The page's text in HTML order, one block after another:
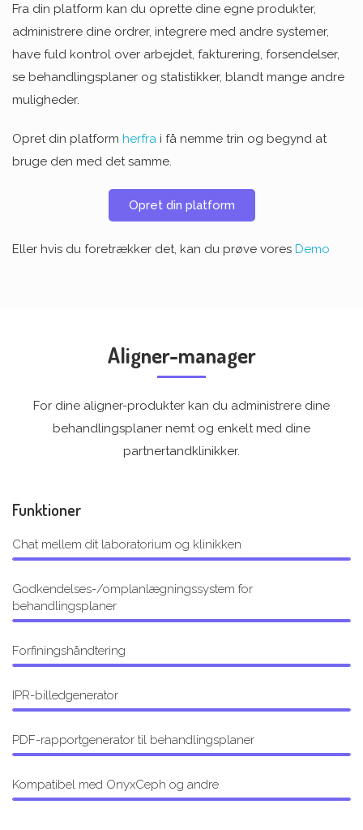
Fra din platform kan du oprette dine egne produkter,
administrere dine ordrer, integrere med andre systemer,
have fuld kontrol over arbejdet, fakturering, forsendelser,
se behandlingsplaner og statistikker, blandt mange andre
muligheder.
Opret din platform herfra i få nemme trin og begynd at
bruge den med det samme.
Opret din platform
Eller hvis du foretrækker det, kan du prøve vores Demo
Aligner-manager
For dine aligner-produkter kan du administrere dine
behandlingsplaner nemt og enkelt med dine
partnertandklinikker.
Funktioner
Chat mellem dit laboratorium og klinikken
Godkendelses-/omplanlægningssystem for
behandlingsplaner
Forfiningshåndtering
IPR-billedgenerator
PDF-rapportgenerator til behandlingsplaner
Kompatibel med OnyxCeph og andre